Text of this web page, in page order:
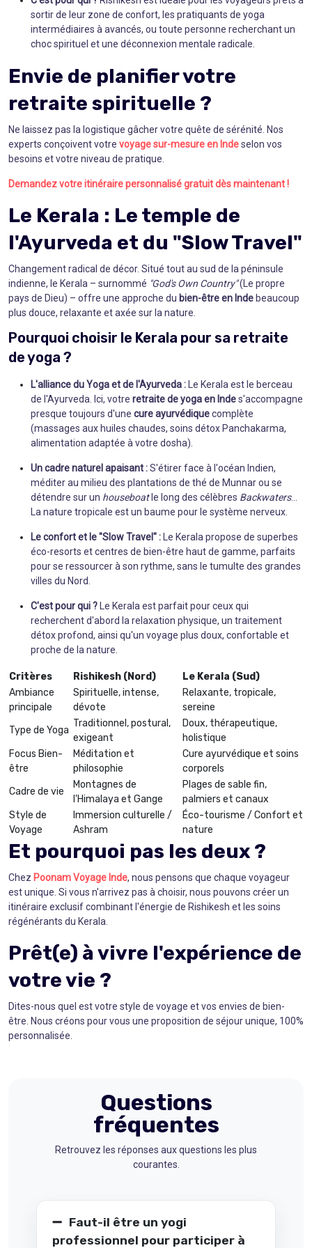
sortir de leur zone de confort, les pratiquants de yoga
intermédiaires à avancés, ou toute personne recherchant un
choc spirituel et une déconnexion mentale radicale.
Envie de planifier votre
retraite spirituelle ?
Ne laissez pas la logistique gâcher votre quête de sérénité. Nos
experts conçoivent votre voyage sur-mesure en Indeselon vos
besoins et votre niveau de pratique.
Demandez votre itinéraire personnalisé gratuit dès maintenant !
Le Kerala : Le temple de
l'Ayurveda et du "Slow Travel"
Changement radical de décor. Situé tout au sud de la péninsule
indienne, le Kerala – surnommé "God's Own Country"(Le propre
pays de Dieu) – offre une approche du bien-être en Inde beaucoup
plus douce, relaxante et axée sur la nature.
Pourquoi choisir le Kerala pour sa retraite
de yoga ?
L'alliance du Yoga et de l'Ayurveda : Le Kerala est le berceau
de l'Ayurveda. Ici, votre retraite de yoga en Indes'accompagne
presque toujours d'une cure ayurvédiquecomplète
(massages aux huiles chaudes, soins détox Panchakarma,
alimentation adaptée à votre dosha).
Un cadre naturel apaisant :S'étirer face à l'océan Indien,
méditer au milieu des plantations de thé de Munnar ou se
détendre sur un houseboatle long des célèbres Backwaters...
La nature tropicale est un baume pour le système nerveux.
Le confort et le "Slow Travel" : Le Kerala propose de superbes
éco-resorts et centres de bien-être haut de gamme, parfaits
pour se ressourcer à son rythme, sans le tumulte des grandes
villes du Nord.
C'est pour qui ? Le Kerala est parfait pour ceux qui
recherchent d'abord la relaxation physique, un traitement
détox profond, ainsi qu'un voyage plus doux, confortable et
proche de la nature.
Critères Rishikesh (Nord)
Le Kerala (Sud)
Ambiance
principale
Spirituelle, intense,
dévote
Relaxante, tropicale,
sereine
Type de Yoga
Traditionnel, postural,
exigeant
Doux, thérapeutique,
holistique
Focus Bien-
être
Méditation et
philosophie
Cure ayurvédique et soins
corporels
Cadre de vie
Montagnes de
l'Himalaya et Gange
Plages de sable fin,
palmiers et canaux
Style de
Voyage
Immersion culturelle /
Ashram
Éco-tourisme / Confort et
nature
Et pourquoi pas les deux ?
Chez Poonam Voyage Inde, nous pensons que chaque voyageur
est unique. Si vous n'arrivez pas à choisir, nous pouvons créer un
itinéraire exclusif combinant l'énergie de Rishikesh et les soins
régénérants du Kerala.
Prêt(e) à vivre l'expérience de
votre vie ?
Dites-nous quel est votre style de voyage et vos envies de bien-
être. Nous créons pour vous une proposition de séjour unique, 100%
personnalisée.
Questions
fréquentes
Retrouvez les réponses aux questions les plus
courantes.
Faut-il être un yogi
professionnel pour participer à